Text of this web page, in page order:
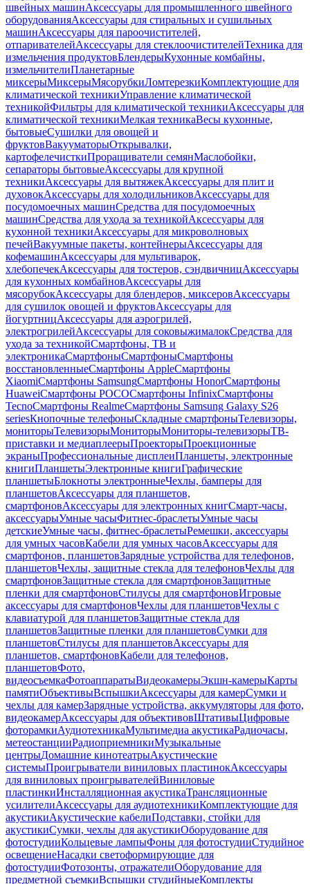
швейных машинАксессуары для промышленного швейного
оборудованияАксессуары для стиральных и сушильных
машинАксессуары для пароочистителей,
отпаривателейАксессуары для стеклоочистителейТехника для
измельчения продуктовБлендерыКухонные комбайны,
измельчителиПланетарные
миксерыМиксерыМясорубкиЛомтерезкиКомплектующие для
климатической техникиУправление климатической
техникойФильтры для климатической техникиАксессуары для
климатической техникиМелкая техникаВесы кухонные,
бытовыеСушилки для овощей и
фруктовВакууматорыОткрывалки,
картофелечисткиПроращиватели семянМаслобойки,
сепараторы бытовыеАксессуары для крупной
техникиАксессуары для вытяжекАксессуары для плит и
духовокАксессуары для холодильниковАксессуары для
посудомоечных машинСредства для посудомоечных
машинСредства для ухода за техникойАксессуары для
кухонной техникиАксессуары для микроволновых
печейВакуумные пакеты, контейнерыАксессуары для
кофемашинАксессуары для мультиварок,
хлебопечекАксессуары для тостеров, сэндвичницАксессуары
для кухонных комбайновАксессуары для
мясорубокАксессуары для блендеров, миксеровАксессуары
для сушилок овощей и фруктовАксессуары для
йогуртницАксессуары для аэрогрилей,
электрогрилейАксессуары для соковыжималокСредства для
ухода за техникойСмартфоны, ТВ и
электроникаСмартфоныСмартфоныСмартфоны
восстановленныеСмартфоны AppleСмартфоны
XiaomiСмартфоны SamsungСмартфоны HonorСмартфоны
HuaweiСмартфоны POCOСмартфоны InfinixСмартфоны
TecnoСмартфоны RealmeСмартфоны Samsung Galaxy S26
seriesКнопочные телефоныСкладные смартфоныТелевизоры,
мониторыТелевизорыМониторыМониторы-телевизорыТВ-
приставки и медиаплеерыПроекторыПроекционные
экраныПрофессиональные дисплеиПланшеты, электронные
книгиПланшетыЭлектронные книгиГрафические
планшетыБлокноты электронныеЧехлы, бамперы для
планшетовАксессуары для планшетов,
смартфоновАксессуары для электронных книгСмарт-часы,
аксессуарыУмные часыФитнес-браслетыУмные часы
детскиеУмные часы, фитнес-браслетыРемешки, аксессуары
для умных часовКабели для умных часовАксессуары для
смартфонов, планшетовЗарядные устройства для телефонов,
планшетовЧехлы, защитные стекла для телефоновЧехлы для
смартфоновЗащитные стекла для смартфоновЗащитные
пленки для смартфоновСтилусы для смартфоновИгровые
аксессуары для смартфоновЧехлы для планшетовЧехлы с
клавиатурой для планшетовЗащитные стекла для
планшетовЗащитные пленки для планшетовСумки для
планшетовСтилусы для планшетовАксессуары для
планшетов, смартфоновКабели для телефонов,
планшетовФото,
видеосъемкаФотоаппаратыВидеокамерыЭкшн-камерыКарты
памятиОбъективыВспышкиАксессуары для камерСумки и
чехлы для камерЗарядные устройства, аккумуляторы для фото,
видеокамерАксессуары для объективовШтативыЦифровые
фоторамкиАудиотехникаМультимедиа акустикаРадиочасы,
метеостанцииРадиоприемникиМузыкальные
центрыДомашние кинотеатрыАкустические
системыПроигрыватели виниловых пластинокАксессуары
для виниловых проигрывателейВиниловые
пластинкиИнсталляционная акустикаТрансляционные
усилителиАксессуары для аудиотехникиКомплектующие для
акустикиАкустические кабелиПодставки, стойки для
акустикиСумки, чехлы для акустикиОборудование для
фотостудииКольцевые лампыФоны для фотостудииСтудийное
освещениеНасадки светоформирующие для
фотостудииФотозонты, отражателиОборудование для
предметной съемкиВспышки студийныеКомплекты